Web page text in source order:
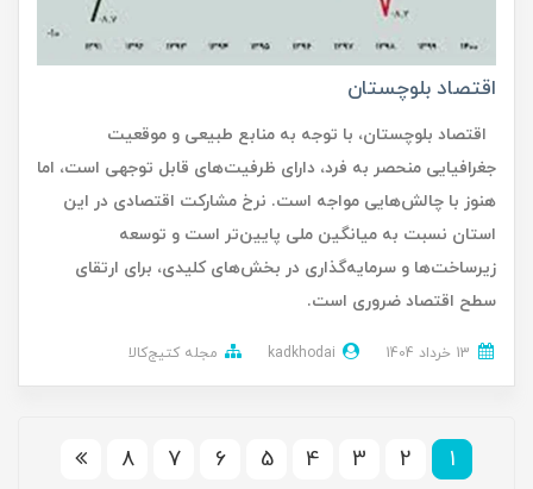
اقتصاد بلوچستان
اقتصاد بلوچستان، با توجه به منابع طبیعی و موقعیت
جغرافیایی منحصر به فرد، دارای ظرفیت‌های قابل توجهی است، اما
هنوز با چالش‌هایی مواجه است. نرخ مشارکت اقتصادی در این
استان نسبت به میانگین ملی پایین‌تر است و توسعه
زیرساخت‌ها و سرمایه‌گذاری در بخش‌های کلیدی، برای ارتقای
سطح اقتصاد ضروری است.
kadkhodai مجله کتیج‌کالا
1
2
3
4
5
6
7
8